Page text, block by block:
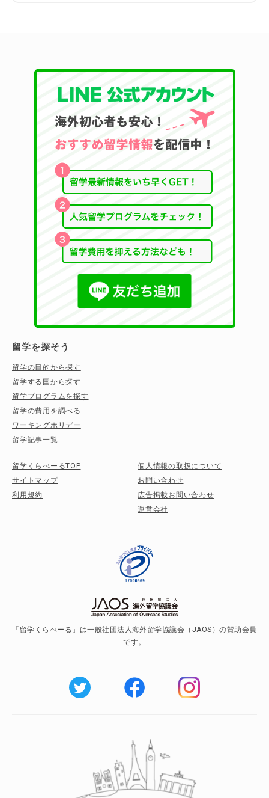
留学を探そう
留学の目的から探す
留学する国から探す
留学プログラムを探す
留学の費用を調べる
ワーキングホリデー
留学記事一覧
留学くらべーるTOP
サイトマップ
利用規約
個人情報の取扱について
お問い合わせ
広告掲載お問い合わせ
運営会社
「留学くらべーる」は一般社団法人海外留学協議会（JAOS）の賛助会員
です。